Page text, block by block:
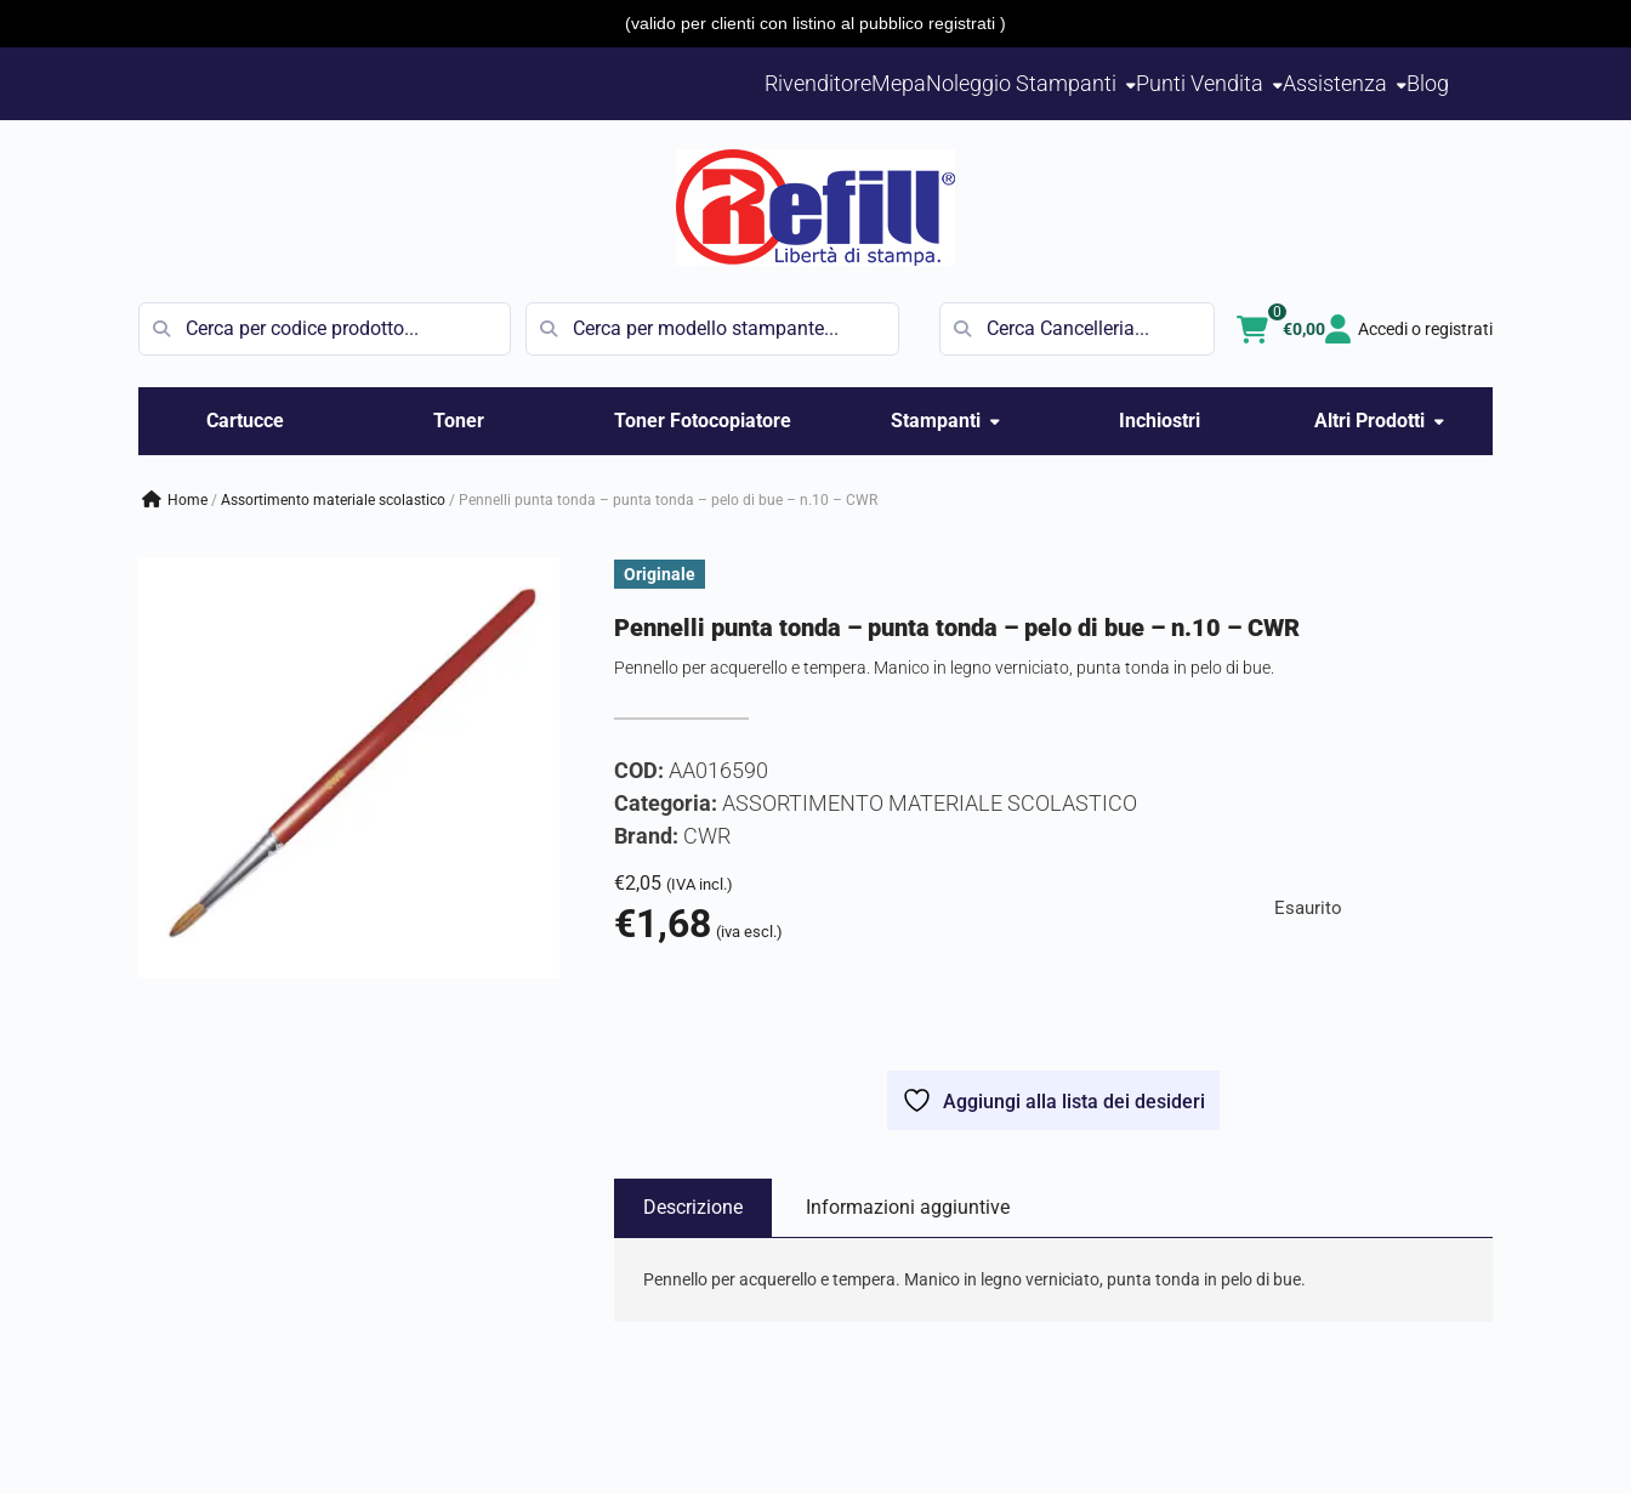
(valido per clienti con listino al pubblico registrati )
RivenditoreMepaNoleggio Stampanti Punti Vendita Assistenza Blog
Vai
€0,00
0
Accedi o registrati
Cartucce Toner Toner Fotocopiatore Stampanti Inchiostri Altri Prodotti
Home / assortimento materiale scolastico / Pennelli punta tonda – punta tonda – pelo di bue – n.10 – CWR
Originale
Pennelli punta tonda – punta tonda – pelo di bue – n.10 – CWR
Pennello per acquerello e tempera. Manico in legno verniciato, punta tonda in pelo di bue.
COD:AA016590
Categoria:ASSORTIMENTO MATERIALE SCOLASTICO
Brand: CWR
€2,05 (IVA incl.)
€1,68 (iva escl.)
Esaurito
Aggiungi alla lista dei desideri
Descrizione Informazioni aggiuntive
Pennello per acquerello e tempera. Manico in legno verniciato, punta tonda in pelo di bue.